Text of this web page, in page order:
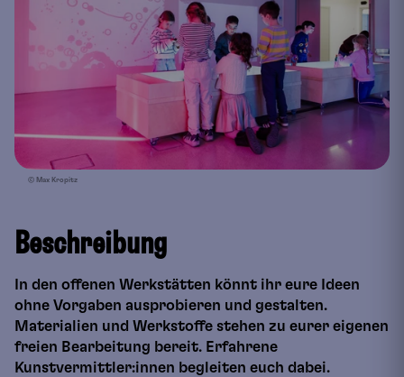
© Max Kropitz
Beschreibung
In den offenen Werkstätten könnt ihr eure Ideen
ohne Vorgaben ausprobieren und gestalten.
Materialien und Werkstoffe stehen zu eurer eigenen
freien Bearbeitung bereit. Erfahrene
Kunstvermittler:innen begleiten euch dabei.